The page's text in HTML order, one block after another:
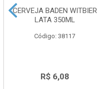
CERVEJA BADEN WITBIER
LATA 350ML
Código: 38117
R$ 6,08